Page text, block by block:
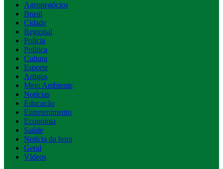
Agronegócios
Brasil
Cidade
Regional
Polícia
Política
Cultura
Esporte
Artigos
Meio Ambiente
Notícias
Educação
Entretenimento
Economia
Saúde
Notícia da hora
Geral
Vídeos